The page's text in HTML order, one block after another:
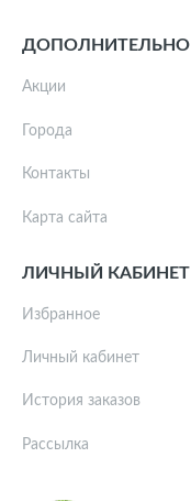
ДОПОЛНИТЕЛЬНО
Акции
Города
Контакты
Карта сайта
ЛИЧНЫЙ КАБИНЕТ
Избранное
Личный кабинет
История заказов
Рассылка